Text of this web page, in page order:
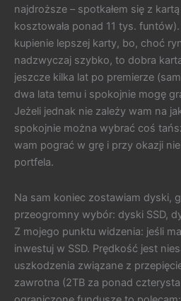
najdroższe – spotkałem się z
kosztowała ponad 11 tys.
kupienie lepszej karty, bo, choć
nadzwyczaj szybko, to dobra
jeszcze kilka lat po premierze
dwa lata temu i spokojnie mogę
Jeżeli jednak nie zależy wam na
spokojnie można wybrać coś
wam pograć w grę i przy okazji
portfela.
Na sam koniec zostawiam dyski,
przeogromny wybór: dyski SSD,
Z mojego punktu widzenia: jeśli
inwestuj w SSD. Prędkość jest
uszkodzenia związane z
zawrotna (2TB za ponad